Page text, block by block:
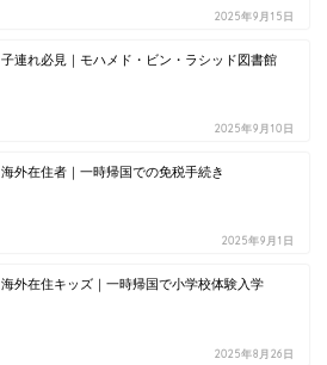
2025年9月15日
子連れ必見｜モハメド・ビン・ラシッド図書館
2025年9月10日
海外在住者｜一時帰国での免税手続き
2025年9月1日
海外在住キッズ｜一時帰国で小学校体験入学
2025年8月26日